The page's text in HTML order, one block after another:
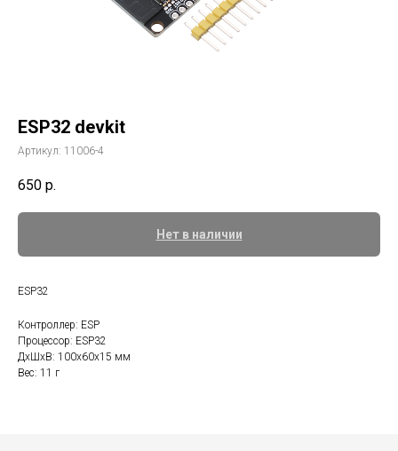
ESP32 devkit
Артикул: 11006-4
650 р.
Нет в наличии
ESP32
Контроллер: ESP
Процессор: ESP32
ДxШxВ: 100x60x15 мм
Вес: 11 г